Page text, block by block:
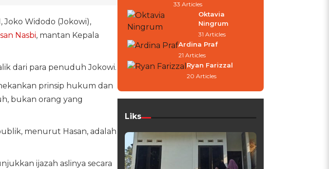
Joko Widodo (Jokowi),
Nasbi, mantan Kepala
dari para penuduh Jokowi.
prinsip hukum dan
bukan orang yang
menurut Hasan, adalah
ijazah aslinya secara
33 Articles
Oktavia
Ningrum
31 Articles
Ardina Praf
21 Articles
Ryan Farizzal
20 Articles
Liks